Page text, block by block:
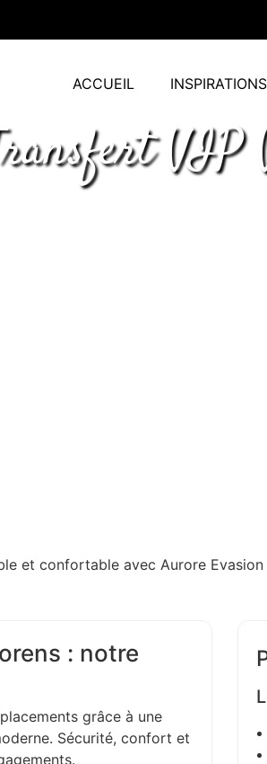
ACCUEIL
VIP
et confortable avec Aurore
: notre
grâce à une
Sécurité, confort et